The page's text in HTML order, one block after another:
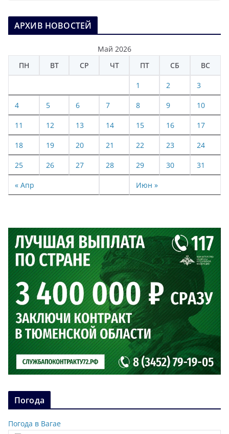
АРХИВ НОВОСТЕЙ
Май 2026
ПН
ВТ СР ЧТ ПТ СБ ВС
« Апр Июн »
1 2 3
4 5 6 7 8 9 10
11 12 13 14 15 16 17
18 19 20 21 22 23 24
25 26 27 28 29 30 31
Погода
Погода в Вагае